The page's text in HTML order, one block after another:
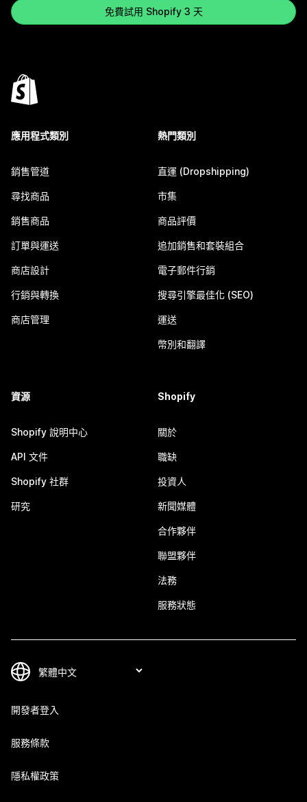
免費試用 Shopify 3 天
應用程式類別
銷售管道
尋找商品
銷售商品
訂單與運送
商店設計
行銷與轉換
商店管理
熱門類別
直運 (Dropshipping)
市集
商品評價
追加銷售和套裝組合
電子郵件行銷
搜尋引擎最佳化 (SEO)
運送
幣別和翻譯
資源
Shopify 說明中心
API 文件
Shopify 社群
研究
Shopify
關於
職缺
投資人
新聞媒體
合作夥伴
聯盟夥伴
法務
服務狀態
開發者登入
服務條款
隱私權政策